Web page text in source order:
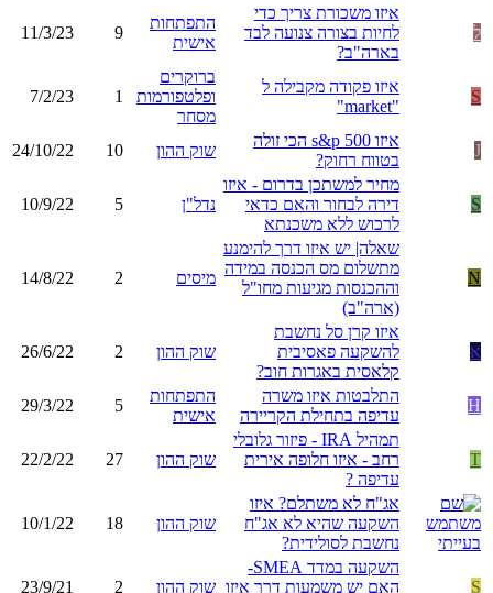
ל
איזו משכורת צריך כדי
לחיות בצורה צנועה לבד
בארה"ב?
התפתחות
אישית
9
11/3/23
S
איזו פקודה מקבילה ל
"market"
ברוקרים
ופלטפורמות
מסחר
1
7/2/23
J
איזו s&p 500 הכי זולה
בטווח רחוק?
שוק ההון 10
24/10/22
S
מחיר למשתכן בדרום - איזו
דירה לבחור והאם כדאי
לרכוש ללא משכנתא
נדל"ן 5
10/9/22
N
שאלה| יש איזו דרך להימנע
מתשלום מס הכנסה במידה
וההכנסות מגיעות מחו"ל
(ארה"ב)
מיסים 2
14/8/22
א
איזו קרן סל נחשבת
להשקעה פאסיבית
קלאסית באגרות חוב?
שוק ההון 2
26/6/22
H
התלבטות איזו משרה
עדיפה בתחילת הקריירה
התפתחות
אישית
5
29/3/22
T
תמהיל IRA - פיזור גלובלי
רחב - איזו חלופה אירית
עדיפה ?
שוק ההון 27
22/2/22
אג"ח לא משתלם? איזו
השקעה שהיא לא אג"ח
נחשבת לסולידית?
שוק ההון 18
10/1/22
S
השקעה במדד SMEA-
האם יש משמעות דרך איזו שוק ההון 2
23/9/21